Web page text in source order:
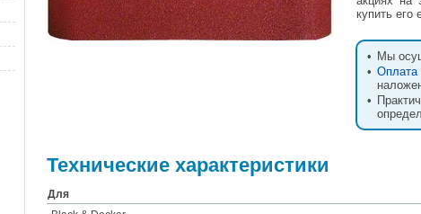
купить
• Мы
• Оплата
•
Технические характеристики
Для